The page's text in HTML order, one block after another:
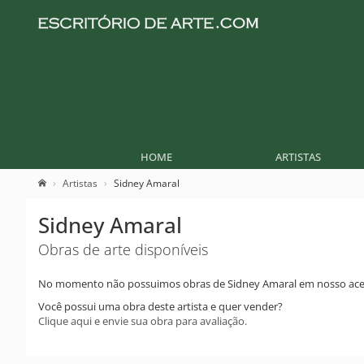
HOME ARTISTAS
Artistas Sidney Amaral
Sidney Amaral
Obras de arte disponíveis
No momento não possuimos obras de Sidney Amaral em nosso
Você possui uma obra deste artista e quer vender?
Clique aqui e envie sua obra para avaliação.